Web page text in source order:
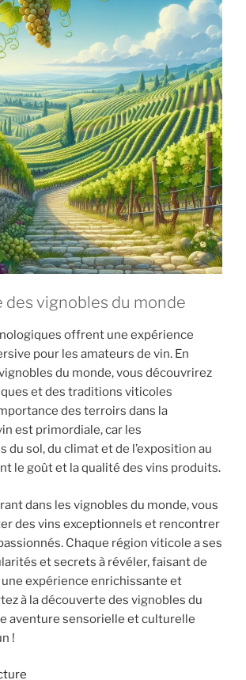
de
déguster »
des vignobles du monde
offrent une expérience
pour les amateurs de vin. En
du monde, vous découvrirez
et des traditions viticoles
des terroirs dans la
est primordiale, car les
du sol, du climat et de l’exposition au
le goût et la qualité des vins produits.
dans les vignobles du monde, vous
des vins exceptionnels et rencontrer
Chaque région viticole a ses
et secrets à révéler, faisant de
expérience enrichissante et
à la découverte des vignobles du
aventure sensorielle et culturelle
!